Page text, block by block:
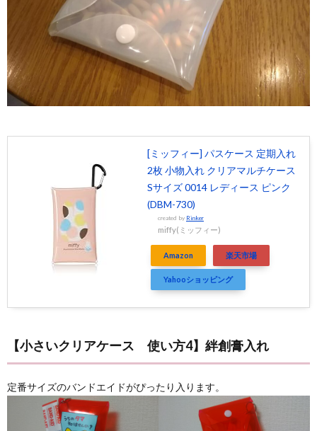
[ミッフィー] パスケース 定期入れ
2枚 小物入れ クリアマルチケース
Sサイズ 0014 レディース ピンク
(DBM-730)
created by Rinker
miffy(ミッフィー)
Amazon 楽天市場
Yahooショッピング
【小さいクリアケース 使い方4】絆創膏入れ
定番サイズのバンドエイドがぴったり入ります。